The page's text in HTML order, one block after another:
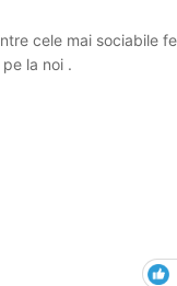
cele mai sociabile
la noi .